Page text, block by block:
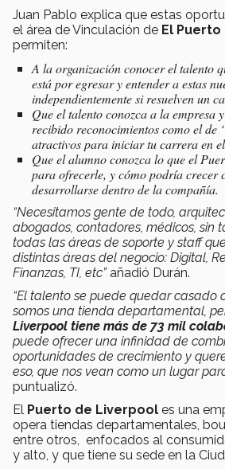
Juan Pablo explica que estas
el área de Vinculación de El
permiten:
A la organización conocer el talento
está por egresar y entender a estas
independientemente si resuelven un
Que el talento conozca a la empresa
recibido reconocimientos como el de
atractivos para iniciar tu carrera en
Que el alumno conozca lo que el
para ofrecerle, y cómo podría crecer
desarrollarse dentro de la compañía.
“Necesitamos gente de todo,
abogados, contadores, médicos, sin
todas las áreas de soporte y staff
distintas áreas del negocio: Digital,
Finanzas, TI, etc” añadió Durán.
“El talento se puede quedar casado
somos una tienda departamental,
Liverpool tiene más de 73 mil
puede ofrecer una infinidad de
oportunidades de crecimiento y
eso, que nos vean como un lugar
puntualizó.
El Puerto de Liverpool es una
opera tiendas departamentales,
entre otros, enfocados al
y alto, y que tiene su sede en la